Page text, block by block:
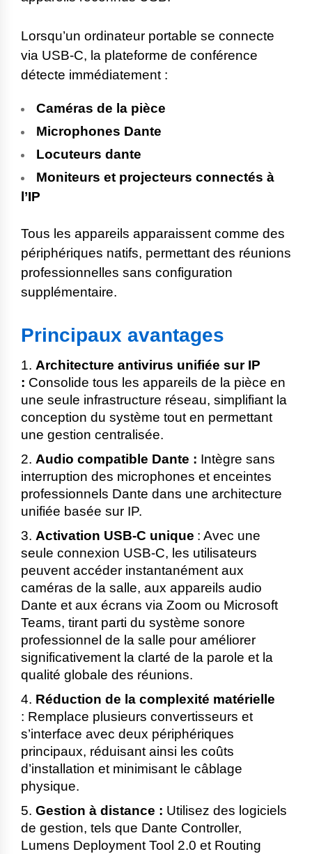
Lorsqu’un ordinateur portable se connecte
via USB-C, la plateforme de conférence
détecte immédiatement :
Caméras de la pièce
Microphones Dante
Locuteurs dante
Moniteurs et projecteurs connectés à
l’IP
Tous les appareils apparaissent comme des
périphériques natifs, permettant des réunions
professionnelles sans configuration
supplémentaire.
Principaux avantages
1. Architecture antivirus unifiée sur IP
: Consolide tous les appareils de la pièce en
une seule infrastructure réseau, simplifiant la
conception du système tout en permettant
une gestion centralisée.
2. Audio compatible Dante : Intègre sans
interruption des microphones et enceintes
professionnels Dante dans une architecture
unifiée basée sur IP.
3. Activation USB-C unique : Avec une
seule connexion USB-C, les utilisateurs
peuvent accéder instantanément aux
caméras de la salle, aux appareils audio
Dante et aux écrans via Zoom ou Microsoft
Teams, tirant parti du système sonore
professionnel de la salle pour améliorer
significativement la clarté de la parole et la
qualité globale des réunions.
4. Réduction de la complexité matérielle
: Remplace plusieurs convertisseurs et
s’interface avec deux périphériques
principaux, réduisant ainsi les coûts
d’installation et minimisant le câblage
physique.
5. Gestion à distance : Utilisez des logiciels
de gestion, tels que Dante Controller,
Lumens Deployment Tool 2.0 et Routing